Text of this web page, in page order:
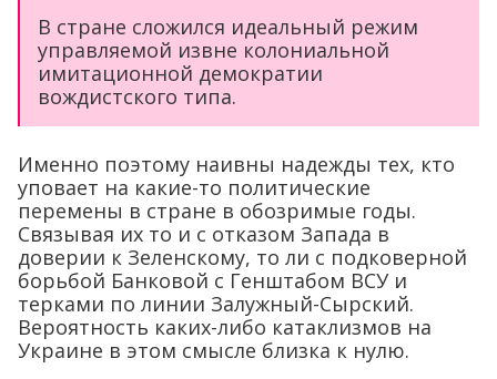
В стране сложился идеальный режим
управляемой извне колониальной
имитационной демократии
вождистского типа.
Именно поэтому наивны надежды тех, кто
уповает на какие-то политические
перемены в стране в обозримые годы.
Связывая их то и с отказом Запада в
доверии к Зеленскому, то ли с подковерной
борьбой Банковой с Генштабом ВСУ и
терками по линии Залужный-Сырский.
Вероятность каких-либо катаклизмов на
Украине в этом смысле близка к нулю.